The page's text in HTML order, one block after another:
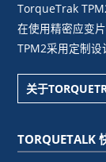
TorqueTrak
在使用精密应变
TPM2采用定制设
关于
TORQUETALK